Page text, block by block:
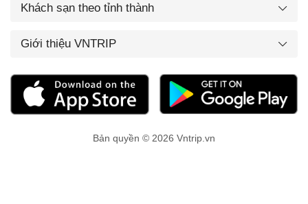
Khách sạn theo tỉnh thành
Giới thiệu VNTRIP
Bản quyền © 2026 Vntrip.vn